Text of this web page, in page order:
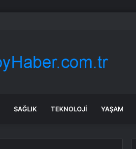
SAĞLIK TEKNOLOJI YAŞAM